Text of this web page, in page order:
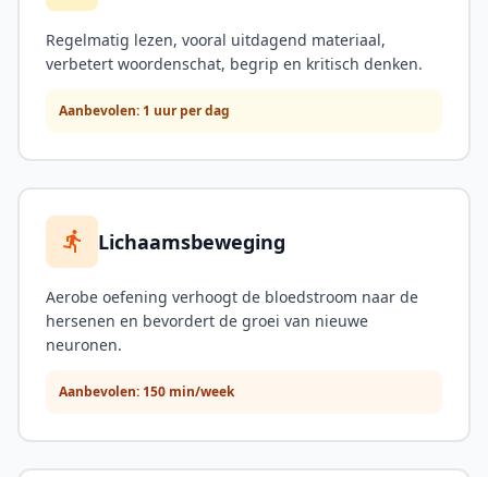
Regelmatig lezen, vooral uitdagend materiaal,
verbetert woordenschat, begrip en kritisch denken.
Aanbevolen: 1 uur per dag
Lichaamsbeweging
Aerobe oefening verhoogt de bloedstroom naar de
hersenen en bevordert de groei van nieuwe
neuronen.
Aanbevolen: 150 min/week